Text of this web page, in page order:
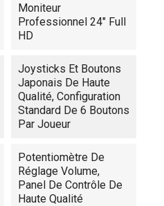
Moniteur
Professionnel 24" Full
HD
Joysticks Et Boutons
Japonais De Haute
Qualité, Configuration
Standard De 6 Boutons
Par Joueur
Potentiomètre De
Réglage Volume,
Panel De Contrôle De
Haute Qualité